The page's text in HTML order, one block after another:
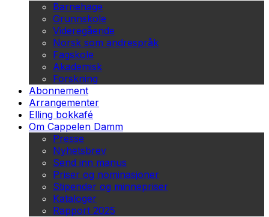
Barnehage
Grunnskole
Videregående
Norsk som andrespråk
Fagskole
Akademisk
Forskning
Abonnement
Arrangementer
Elling bokkafé
Om Cappelen Damm
Presse
Nyhetsbrev
Send inn manus
Priser og nominasjoner
Stipender og minnepriser
Kataloger
Rapport 2025